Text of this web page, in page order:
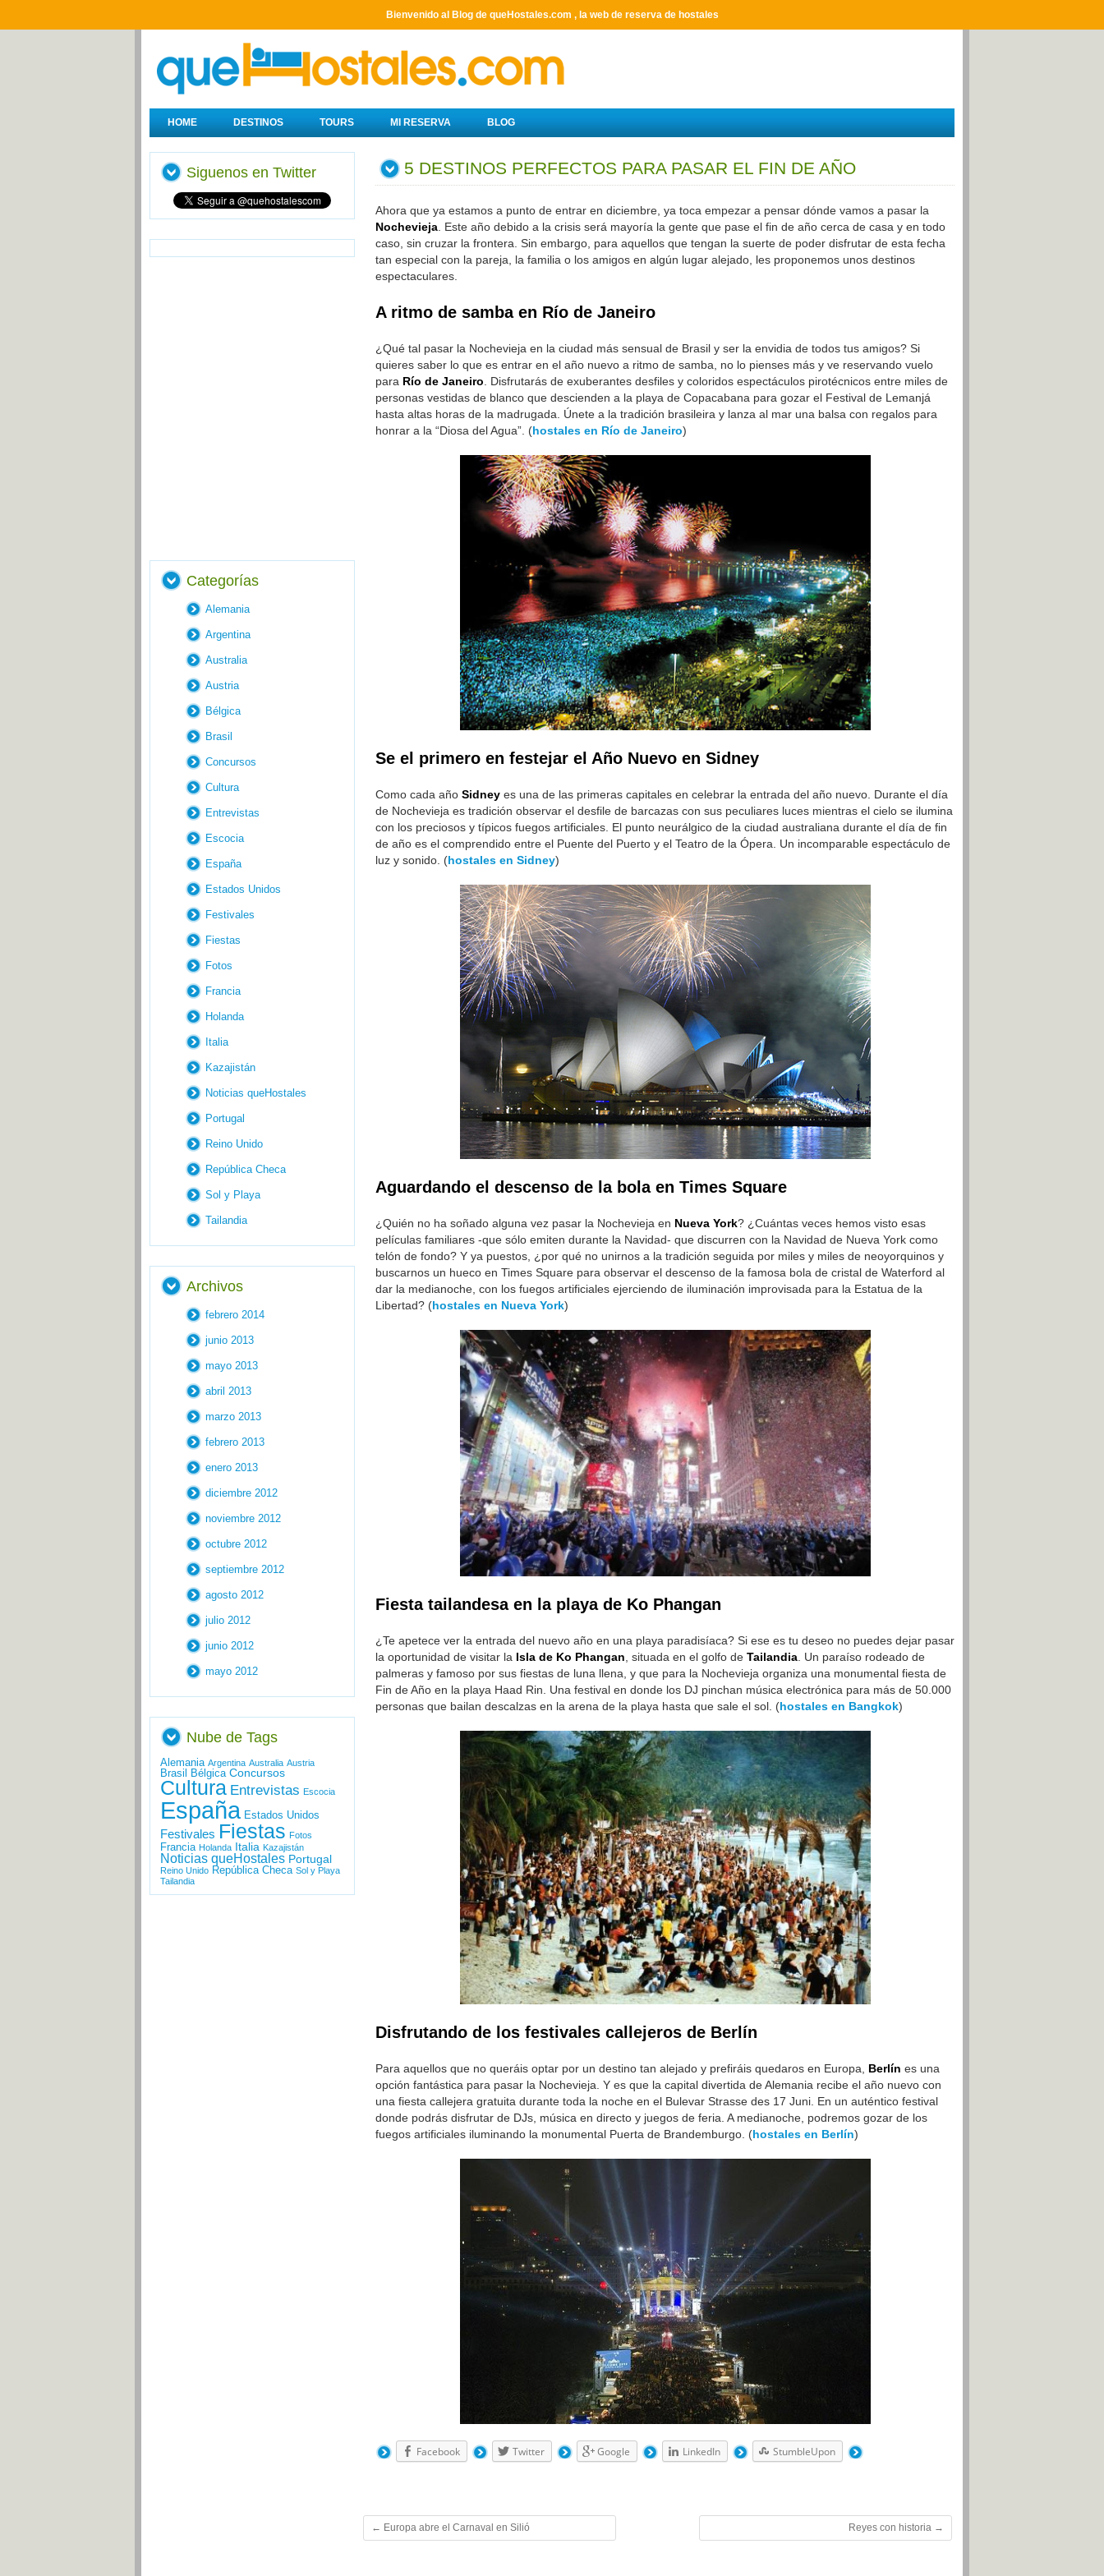
Bienvenido al Blog de queHostales.com , la web de reserva de hostales
HOME DESTINOS TOURS MI RESERVA BLOG
5 DESTINOS PERFECTOS PARA PASAR EL FIN DE AÑO
Ahora que ya estamos a punto de entrar en diciembre, ya toca empezar a pensar dónde vamos a pasar la
Nochevieja . Este año debido a la crisis será mayoría la gente que pase el fin de año cerca de casa y en todo
caso, sin cruzar la frontera. Sin embargo, para aquellos que tengan la suerte de poder disfrutar de esta fecha
tan especial con la pareja, la familia o los amigos en algún lugar alejado, les proponemos unos destinos
espectaculares.
A ritmo de samba en Río de Janeiro
¿Qué tal pasar la Nochevieja en la ciudad más sensual de Brasil y ser la envidia de todos tus amigos? Si
quieres saber lo que es entrar en el año nuevo a ritmo de samba, no lo pienses más y ve reservando vuelo
para Río de Janeiro . Disfrutarás de exuberantes desfiles y coloridos espectáculos pirotécnicos entre miles de
personas vestidas de blanco que descienden a la playa de Copacabana para gozar el Festival de Lemanjá
hasta altas horas de la madrugada. Únete a la tradición brasileira y lanza al mar una balsa con regalos para
honrar a la “Diosa del Agua”. (hostales en Río de Janeiro)
Se el primero en festejar el Año Nuevo en Sidney
Como cada año Sidney es una de las primeras capitales en celebrar la entrada del año nuevo. Durante el día
de Nochevieja es tradición observar el desfile de barcazas con sus peculiares luces mientras el cielo se ilumina
con los preciosos y típicos fuegos artificiales. El punto neurálgico de la ciudad australiana durante el día de fin
de año es el comprendido entre el Puente del Puerto y el Teatro de la Ópera. Un incomparable espectáculo de
luz y sonido. (hostales en Sidney)
Aguardando el descenso de la bola en Times Square
¿Quién no ha soñado alguna vez pasar la Nochevieja en Nueva York? ¿Cuántas veces hemos visto esas
películas familiares -que sólo emiten durante la Navidad- que discurren con la Navidad de Nueva York como
telón de fondo? Y ya puestos, ¿por qué no unirnos a la tradición seguida por miles y miles de neoyorquinos y
buscarnos un hueco en Times Square para observar el descenso de la famosa bola de cristal de Waterford al
dar la medianoche, con los fuegos artificiales ejerciendo de iluminación improvisada para la Estatua de la
Libertad? (hostales en Nueva York)
Fiesta tailandesa en la playa de Ko Phangan
¿Te apetece ver la entrada del nuevo año en una playa paradisíaca? Si ese es tu deseo no puedes dejar pasar
la oportunidad de visitar la Isla de Ko Phangan , situada en el golfo de Tailandia . Un paraíso rodeado de
palmeras y famoso por sus fiestas de luna llena, y que para la Nochevieja organiza una monumental fiesta de
Fin de Año en la playa Haad Rin. Una festival en donde los DJ pinchan música electrónica para más de 50.000
personas que bailan descalzas en la arena de la playa hasta que sale el sol. (hostales en Bangkok)
Disfrutando de los festivales callejeros de Berlín
Para aquellos que no queráis optar por un destino tan alejado y prefiráis quedaros en Europa, Berlín es una
opción fantástica para pasar la Nochevieja. Y es que la capital divertida de Alemania recibe el año nuevo con
una fiesta callejera gratuita durante toda la noche en el Bulevar Strasse des 17 Juni. En un auténtico festival
donde podrás disfrutar de DJs, música en directo y juegos de feria. A medianoche, podremos gozar de los
fuegos artificiales iluminando la monumental Puerta de Brandemburgo. (hostales en Berlín)
Facebook Twitter Google LinkedIn StumbleUpon
← Europa abre el Carnaval en Silió Reyes con historia →
Siguenos en Twitter
Categorías
Alemania
Argentina
Australia
Austria
Bélgica
Brasil
Concursos
Cultura
Entrevistas
Escocia
España
Estados Unidos
Festivales
Fiestas
Fotos
Francia
Holanda
Italia
Kazajistán
Noticias queHostales
Portugal
Reino Unido
República Checa
Sol y Playa
Tailandia
Archivos
febrero 2014
junio 2013
mayo 2013
abril 2013
marzo 2013
febrero 2013
enero 2013
diciembre 2012
noviembre 2012
octubre 2012
septiembre 2012
agosto 2012
julio 2012
junio 2012
mayo 2012
Nube de Tags
Alemania Argentina Australia Austria
Brasil Bélgica Concursos
Cultura Entrevistas Escocia
España Estados Unidos
Festivales Fiestas Fotos
Francia Holanda Italia Kazajistán
Noticias queHostales Portugal
Reino Unido República Checa Sol y Playa
Tailandia